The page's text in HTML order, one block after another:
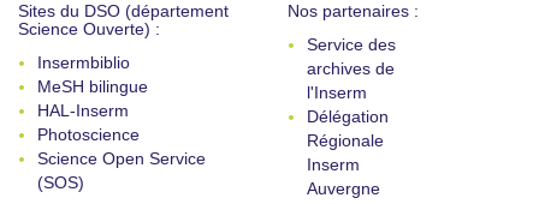
Sites du DSO (département
Science Ouverte) :
Insermbiblio
MeSH bilingue
HAL-Inserm
Photoscience
Science Open Service
(SOS)
Nos partenaires :
Service des
archives de
l'Inserm
Délégation
Régionale
Inserm
Auvergne